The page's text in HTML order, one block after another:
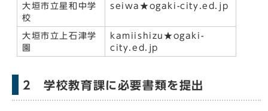
大垣市立星和中学
校
seiwa★ogaki-city.ed.jp
大垣市立上石津学
園
kamiishizu★ogaki-
city.ed.jp
2 学校教育課に必要書類を提出